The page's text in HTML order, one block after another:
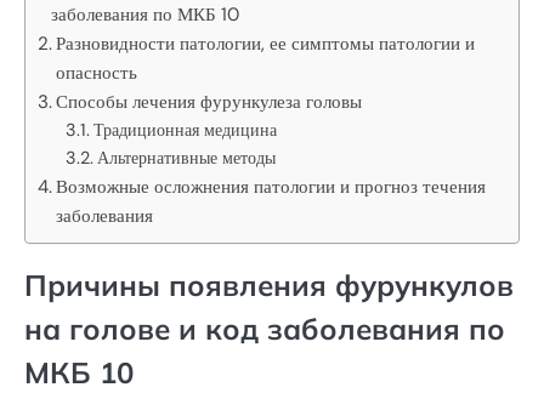
заболевания по МКБ 10
Разновидности патологии, ее симптомы патологии и
опасность
Способы лечения фурункулеза головы
Традиционная медицина
Альтернативные методы
Возможные осложнения патологии и прогноз течения
заболевания
Причины появления фурункулов
на голове и код заболевания по
МКБ 10